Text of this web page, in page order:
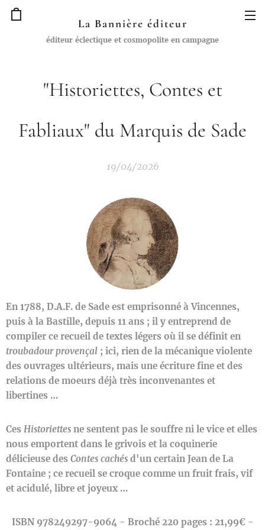
La Bannière éditeur
éditeur éclectique et cosmopolite en campagne
"Historiettes, Contes et
Fabliaux" du Marquis de Sade
19/04/2026
En 1788, D.A.F. de Sade est emprisonné à Vincennes,
puis à la Bastille, depuis 11 ans ; il y entreprend de
compiler ce recueil de textes légers où il se définit en
troubadour provençal ; ici, rien de la mécanique violente
des ouvrages ultérieurs, mais une écriture fine et des
relations de moeurs déjà très inconvenantes et
libertines …
Ces Historiettes ne sentent pas le souffre ni le vice et elles
nous emportent dans le grivois et la coquinerie
délicieuse des Contes cachés d'un certain Jean de La
Fontaine ; ce recueil se croque comme un fruit frais, vif
et acidulé, libre et joyeux …
ISBN 978249297-9064 - Broché 220 pages : 21,99€ -